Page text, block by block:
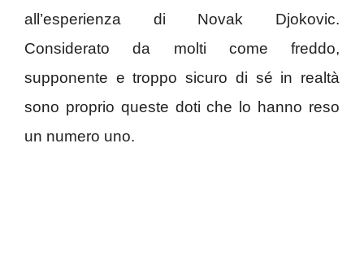
all’esperienza di Novak Djokovic.
Considerato da molti come freddo,
supponente e troppo sicuro di sé in realtà
sono proprio queste doti che lo hanno reso
un numero uno.